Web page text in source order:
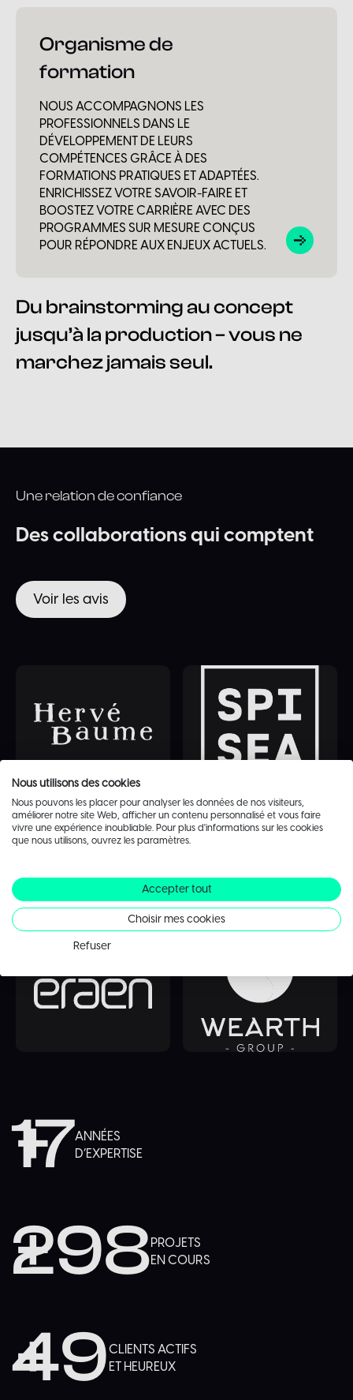
Organisme de
formation
NOUS ACCOMPAGNONS LES
PROFESSIONNELS DANS LE
DÉVELOPPEMENT DE LEURS
COMPÉTENCES GRÂCE À DES
FORMATIONS PRATIQUES ET ADAPTÉES.
ENRICHISSEZ VOTRE SAVOIR-FAIRE ET
BOOSTEZ VOTRE CARRIÈRE AVEC DES
PROGRAMMES SUR MESURE CONÇUS
POUR RÉPONDRE AUX ENJEUX ACTUELS.
Du brainstorming au concept
jusqu’à la production – vous ne
marchez jamais seul.
Une relation de confiance
Descollaborationsquicomptent
Voir les avis
+
17ANNÉES
D’EXPERTISE
+
298PROJETS
EN COURS
+
49CLIENTS ACTIFS
ET HEUREUX
Nous utilisons des cookies
Nous pouvons les placer pour analyser les données de nos visiteurs,
améliorer notre site Web, afficher un contenu personnalisé et vous faire
vivre une expérience inoubliable. Pour plus d'informations sur les cookies
que nous utilisons, ouvrez les paramètres.
Accepter tout
Choisir mes cookies
Refuser